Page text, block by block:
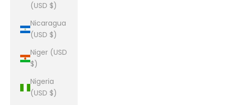
(USD $)
Nicaragua
(USD $)
Niger (USD
$)
Nigeria
(USD $)